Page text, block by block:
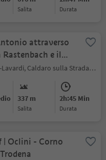
Salita durata
attraverso
Rastenbach e il
della Pace
Barleit-Lavardi, Caldaro sulla Strada del Vino, Strada del Vino
337 m
Salita
2h:45 Min
durata
| Oclini - Corno